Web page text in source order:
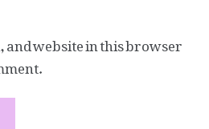
and website in this browser